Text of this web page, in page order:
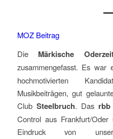
MOZ Beitrag
Die Märkische
zusammengefasst. Es war
hochmotivierten
Musikbeiträgen, gut
Club Steelbruch. Das rbb
Control aus Frankfurt/
Eindruck von